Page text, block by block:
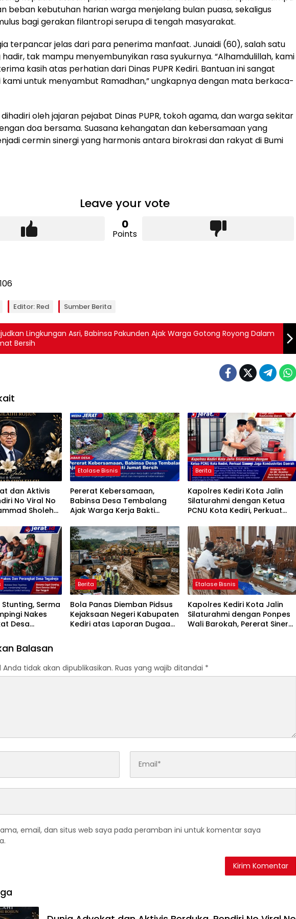
beban kebutuhan harian warga menjelang bulan puasa, sekaligus
bagi gerakan filantropi serupa di tengah masyarakat.
terpancar jelas dari para penerima manfaat. Junaidi (60), salah satu
tak mampu menyembunyikan rasa syukurnya. “Alhamdulillah, kami
kasih atas perhatian dari Dinas PUPR Kediri. Bantuan ini sangat
untuk menyambut Ramadhan,” ungkapnya dengan mata berkaca-
oleh jajaran pejabat Dinas PUPR, tokoh agama, dan warga sekitar
doa bersama. Suasana kehangatan dan kebersamaan yang
cermin sinergi yang harmonis antara birokrasi dan rakyat di Bumi
Leave your vote
0
Points
106
Editor: Red Sumber Berita
Lingkungan Asri, Babinsa Pakunden Ajak Warga Gotong Royong Dalam
Bersih
dan Aktivis
No Viral No
Sholeh
Etalase Bisnis
Pererat Kebersamaan,
Babinsa Desa Tembalang
Ajak Warga Kerja Bakti
Berita
Kapolres Kediri Kota Jalin
Silaturahmi dengan Ketua
PCNU Kota Kediri, Perkuat
Daerah
Serma
Nakes
Desa
Berita
Bola Panas Diemban Pidsus
Kejaksaan Negeri Kabupaten
Kediri atas Laporan Dugaan
Etalase Bisnis
Kapolres Kediri Kota Jalin
Silaturahmi dengan Ponpes
Wali Barokah, Pererat Sinergi
Balasan
tidak akan dipublikasikan. Ruas yang wajib ditandai *
email, dan situs web saya pada peramban ini untuk komentar saya